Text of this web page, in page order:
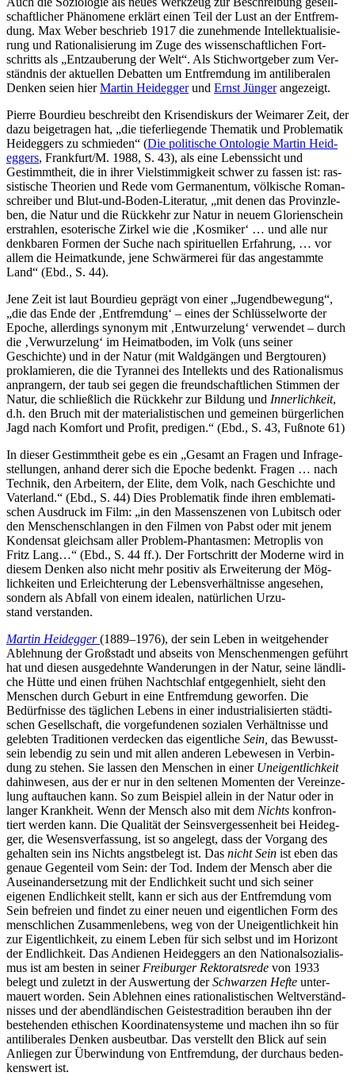
schaft­li­cher Phä­no­mene erklärt einen Teil der Lust an der Ent­frem­
dung. Max Weber beschrieb 1917 die zuneh­mende Intel­lek­tua­li­sie­
rung und Ratio­na­li­sie­rung im Zuge des wis­sen­schaft­li­chen Fort­
schritts als „Ent­zau­be­rung der Welt“. Als Stich­wort­ge­ber zum Ver­
ständ­nis der aktu­el­len Debat­ten um Ent­frem­dung im anti­li­be­ra­len
Denken seien hierMartin Heid­eg­gerund Ernst Jüngerangezeigt.
Pierre Bour­dieu beschreibt den Kri­sen­dis­kurs der Wei­ma­rer Zeit, der
dazu bei­getra­gen hat, „die tie­fer­lie­gende The­ma­tik und Pro­ble­ma­tik
Heid­eg­gers zu schmie­den“ (Die poli­ti­sche Onto­lo­gie Martin Heid­
eg­gers, Frankfurt/​M. 1988, S. 43), als eine Lebens­sicht und
Gestimmt­heit, die in ihrer Viel­stim­mig­keit schwer zu fassen ist: ras­
sis­ti­sche Theo­rien und Rede vom Ger­ma­nen­tum, völ­ki­sche Roman­
schrei­ber und Blut-und-Boden-Lite­ra­tur, „mit denen das Pro­vinz­le­
ben, die Natur und die Rück­kehr zur Natur in neuem Glo­ri­en­schein
erstrah­len, eso­te­ri­sche Zirkel wie die ‚Kos­mi­ker‘ … und alle nur
denk­ba­ren Formen der Suche nach spi­ri­tu­el­len Erfah­rung, … vor
allem die Hei­mat­kunde, jene Schwär­me­rei für das ange­stammte
Land“ (Ebd., S. 44).
Jene Zeit ist laut Bour­dieu geprägt von einer „Jugend­be­we­gung“,
„die das Ende der ‚Ent­frem­dung‘ – eines der Schlüs­sel­worte der
Epoche, aller­dings synonym mit ‚Ent­wur­ze­lung‘ ver­wen­det – durch
die ‚Ver­wur­ze­lung‘ im Hei­mat­bo­den, im Volk (uns seiner
Geschichte) und in der Natur (mit Wald­gän­gen und Berg­tou­ren)
pro­kla­mie­ren, die die Tyran­nei des Intel­lekts und des Ratio­na­lis­mus
anpran­gern, der taub sei gegen die freund­schaft­li­chen Stimmen der
Natur, die schließ­lich die Rück­kehr zur Bildung und Inner­lich­keit,
d.h. den Bruch mit der mate­ria­lis­ti­schen und gemei­nen bür­ger­li­chen
Jagd nach Komfort und Profit, pre­di­gen.“ (Ebd., S. 43, Fußnote 61)
In dieser Gestimmt­heit gebe es ein „Gesamt an Fragen und Infra­ge­
stel­lun­gen, anhand derer sich die Epoche bedenkt. Fragen … nach
Technik, den Arbei­tern, der Elite, dem Volk, nach Geschichte und
Vater­land.“ (Ebd., S. 44) Dies Pro­ble­ma­tik finde ihren emble­ma­ti­
schen Aus­druck im Film: „in den Mas­sen­sze­nen von Lubit­sch oder
den Men­schen­schlan­gen in den Filmen von Pabst oder mit jenem
Kon­den­sat gleich­sam aller Problem-Phan­tas­men: Metro­p­lis von
Fritz Lang…“ (Ebd., S. 44 ff.). Der Fort­schritt der Moderne wird in
diesem Denken also nicht mehr positiv als Erwei­te­rung der Mög­
lich­kei­ten und Erleich­te­rung der Lebens­ver­hält­nisse ange­se­hen,
sondern als Abfall von einem idealen, natür­li­chen Urzu­
stand verstanden.
Martin Heid­eg­ger(1889–1976), der sein Leben in weit­ge­hen­der
Ableh­nung der Groß­stadt und abseits von Men­schen­men­gen geführt
hat und diesen aus­ge­dehnte Wan­de­run­gen in der Natur, seine länd­li­
che Hütte und einen frühen Nacht­schlaf ent­ge­gen­hielt, sieht den
Men­schen durch Geburt in eine Ent­frem­dung gewor­fen. Die
Bedürf­nisse des täg­li­chen Lebens in einer indus­tria­li­sier­ten städ­ti­
schen Gesell­schaft, die vor­ge­fun­de­nen sozia­len Ver­hält­nisse und
geleb­ten Tra­di­tio­nen ver­de­cken das eigent­li­che Sein, das Bewusst­
sein leben­dig zu sein und mit allen anderen Lebe­we­sen in Ver­bin­
dung zu stehen. Sie lassen den Men­schen in einer Unei­gent­lich­keit
dahin­we­sen, aus der er nur in den sel­te­nen Momen­ten der Ver­ein­ze­
lung auf­tau­chen kann. So zum Bei­spiel allein in der Natur oder in
langer Krank­heit. Wenn der Mensch also mit dem Nichts kon­fron­
tiert werden kann. Die Qua­li­tät der Seins­ver­ges­sen­heit bei Heid­eg­
ger, die Wesens­ver­fas­sung, ist so ange­legt, dass der Vorgang des
gehal­ten sein ins Nichts angst­be­legt ist. Das nicht Sein ist eben das
genaue Gegen­teil vom Sein: der Tod. Indem der Mensch aber die
Aus­ein­an­der­set­zung mit der End­lich­keit sucht und sich seiner
eigenen End­lich­keit stellt, kann er sich aus der Ent­frem­dung vom
Sein befreien und findet zu einer neuen und eigent­li­chen Form des
mensch­li­chen Zusam­men­le­bens, weg von der Unei­gent­lich­keit hin
zur Eigent­lich­keit, zu einem Leben für sich selbst und im Hori­zont
der End­lich­keit. Das Andie­nen Heid­eg­gers an den Natio­nal­so­zia­lis­
mus ist am besten in seiner Frei­bur­ger Rek­to­rats­rede von 1933
belegt und zuletzt in der Aus­wer­tung derSchwar­zen Hefte unter­
mau­ert worden. Sein Ableh­nen eines ratio­na­lis­ti­schen Welt­ver­ständ­
nis­ses und der abend­län­di­schen Geis­tes­tra­di­tion berau­ben ihn der
bestehen­den ethi­schen Koor­di­na­ten­sys­teme und machen ihn so für
anti­li­be­ra­les Denken aus­beut­bar. Das ver­stellt den Blick auf sein
Anlie­gen zur Über­win­dung von Ent­frem­dung, der durch­aus beden­
kens­wert ist.